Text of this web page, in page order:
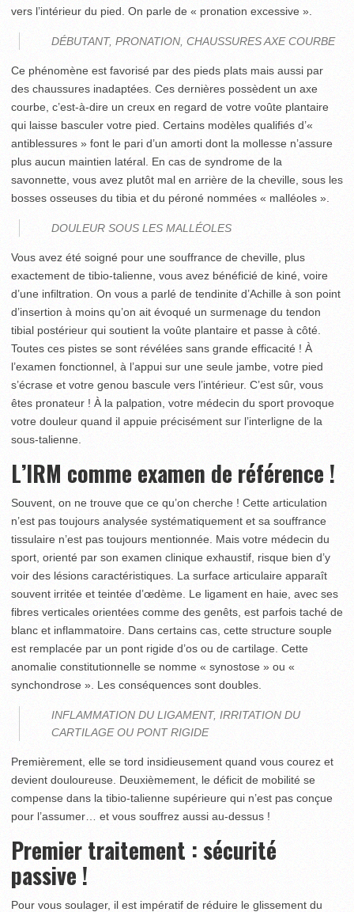
vers l’intérieur du pied. On parle de « pronation excessive ».
DÉBUTANT, PRONATION, CHAUSSURES AXE COURBE
Ce phénomène est favorisé par des pieds plats mais aussi par
des chaussures inadaptées. Ces dernières possèdent un axe
courbe, c’est-à-dire un creux en regard de votre voûte plantaire
qui laisse basculer votre pied. Certains modèles qualifiés d’«
antiblessures » font le pari d’un amorti dont la mollesse n’assure
plus aucun maintien latéral. En cas de syndrome de la
savonnette, vous avez plutôt mal en arrière de la cheville, sous les
bosses osseuses du tibia et du péroné nommées « malléoles ».
DOULEUR SOUS LES MALLÉOLES
Vous avez été soigné pour une souffrance de cheville, plus
exactement de tibio-talienne, vous avez bénéficié de kiné, voire
d’une infiltration. On vous a parlé de tendinite d’Achille à son point
d’insertion à moins qu’on ait évoqué un surmenage du tendon
tibial postérieur qui soutient la voûte plantaire et passe à côté.
Toutes ces pistes se sont révélées sans grande efficacité ! À
l’examen fonctionnel, à l’appui sur une seule jambe, votre pied
s’écrase et votre genou bascule vers l’intérieur. C’est sûr, vous
êtes pronateur ! À la palpation, votre médecin du sport provoque
votre douleur quand il appuie précisément sur l’interligne de la
sous-talienne.
L’IRM comme examen de référence !
Souvent, on ne trouve que ce qu’on cherche ! Cette articula­tion
n’est pas toujours analysée systématiquement et sa souffrance
tissulaire n’est pas toujours mentionnée. Mais votre médecin du
sport, orienté par son examen clinique exhaustif, risque bien d’y
voir des lésions caractéristiques. La surface articulaire apparaît
souvent irritée et teintée d’œdème. Le ligament en haie, avec ses
fibres verticales orientées comme des genêts, est parfois taché de
blanc et inflammatoire. Dans certains cas, cette structure souple
est remplacée par un pont rigide d’os ou de cartilage. Cette
anomalie constitutionnelle se nomme « synostose » ou «
synchondrose ». Les conséquences sont doubles.
INFLAMMATION DU LIGAMENT, IRRITATION DU
CARTILAGE OU PONT RIGIDE
Premièrement, elle se tord insidieusement quand vous courez et
devient douloureuse. Deuxièmement, le déficit de mobilité se
compense dans la tibio-talienne supérieure qui n’est pas conçue
pour l’assumer… et vous souffrez aussi au-dessus !
Premier traitement : sécurité
passive !
Pour vous soulager, il est impératif de réduire le glissement du